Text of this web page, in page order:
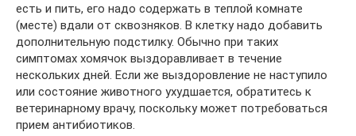
есть и пить, его надо содержать в теплой комнате
(месте) вдали от сквозняков. В клетку надо добавить
дополнительную подстилку. Обычно при таких
симптомах хомячок выздоравливает в течение
нескольких дней. Если же выздоровление не наступило
или состояние животного ухудшается, обратитесь к
ветеринарному врачу, поскольку может потребоваться
прием антибиотиков.